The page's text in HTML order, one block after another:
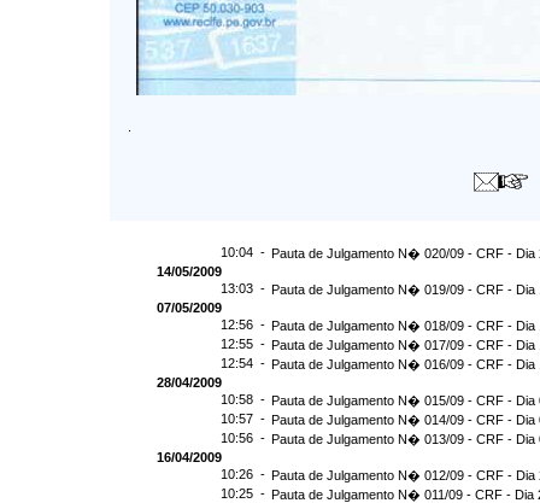
10:04 - Pauta de Julgamento N� 020/09 - CRF - Dia
14/05/2009
13:03 - Pauta de Julgamento N� 019/09 - CRF - Dia
07/05/2009
12:56 - Pauta de Julgamento N� 018/09 - CRF - Dia
12:55 - Pauta de Julgamento N� 017/09 - CRF - Dia
12:54 - Pauta de Julgamento N� 016/09 - CRF - Dia
28/04/2009
10:58 - Pauta de Julgamento N� 015/09 - CRF - Dia
10:57 - Pauta de Julgamento N� 014/09 - CRF - Dia
10:56 - Pauta de Julgamento N� 013/09 - CRF - Dia
16/04/2009
10:26 - Pauta de Julgamento N� 012/09 - CRF - Dia
10:25 - Pauta de Julgamento N� 011/09 - CRF - Dia